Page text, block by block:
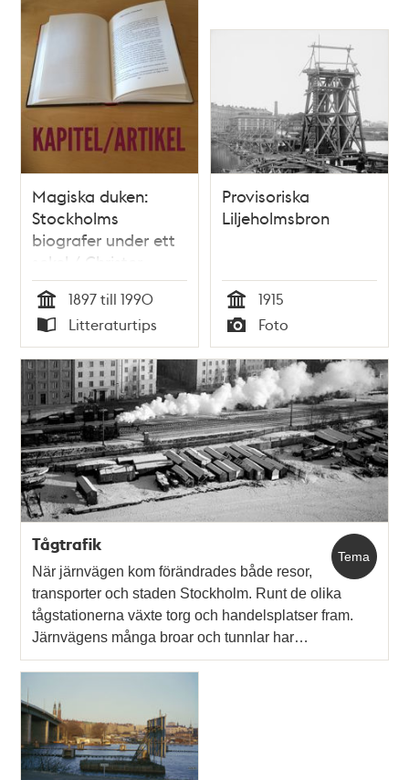
Långholmsgatan
Magiska duken:
Stockholms
biografer under ett
sekel / Christer
Jörgensen
Tid
1897 till 1990
Typ
Litteraturtips
Provisoriska
Liljeholmsbron
Tid
1915
Typ
Foto
Tema
Tågtrafik
När järnvägen kom förändrades både resor,
transporter och staden Stockholm. Runt de olika
tågstationerna växte torg och handelsplatser fram.
Järnvägens många broar och tunnlar har…